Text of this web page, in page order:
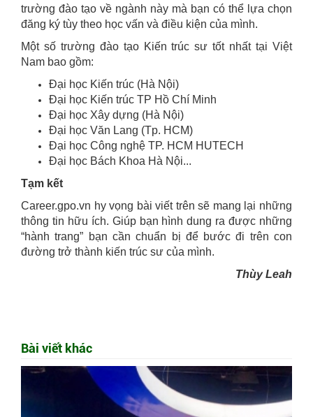
trường đào tạo về ngành này mà bạn có thể lựa chọn
đăng ký tùy theo học vấn và điều kiện của mình.
Một số trường đào tạo Kiến trúc sư tốt nhất tại Việt
Nam bao gồm:
Đại học Kiến trúc (Hà Nội)
Đại học Kiến trúc TP Hồ Chí Minh
Đại học Xây dựng (Hà Nội)
Đại học Văn Lang (Tp. HCM)
Đại học Công nghệ TP. HCM HUTECH
Đại học Bách Khoa Hà Nội...
Tạm kết
Career.gpo.vn hy vọng bài viết trên sẽ mang lại những
thông tin hữu ích. Giúp bạn hình dung ra được những
“hành trang” bạn cần chuẩn bị để bước đi trên con
đường trở thành kiến trúc sư của mình.
Thùy Leah
Bài viết khác